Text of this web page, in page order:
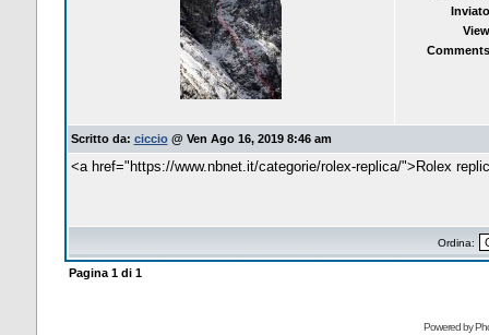
Scritto da: ciccio@ Ven Ago 16, 2019 8:46 am
<a href="https://www.nbnet.it/categorie/rolex-replica/">Rolex
Ordina:
Pagina 1di 1
Powered by